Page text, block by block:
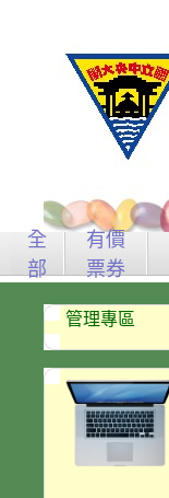
全
部
有價
票券
管理專區